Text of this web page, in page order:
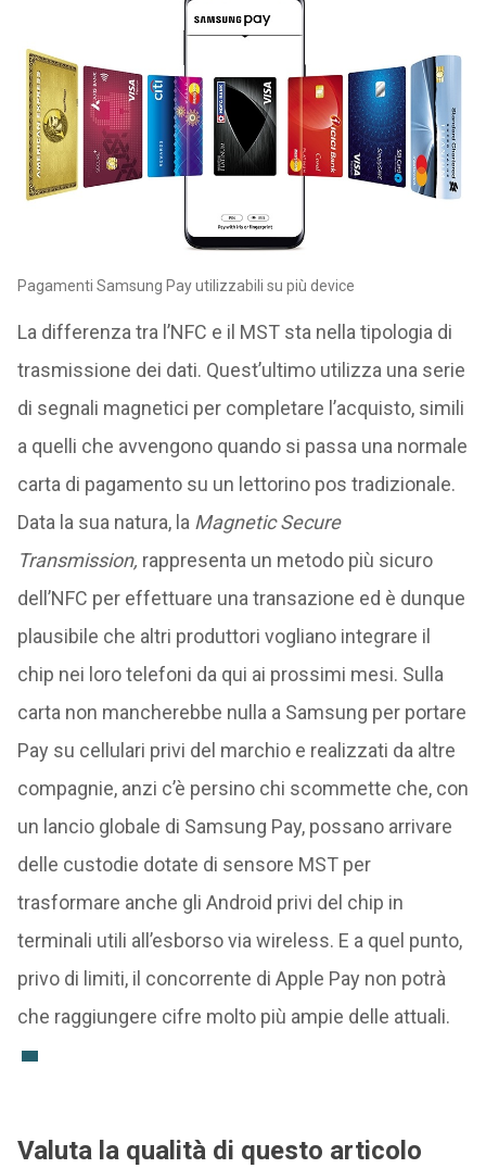
Pagamenti Samsung Pay utilizzabili su più device
La differenza tra l’NFC e il MST sta nella tipologia di
trasmissione dei dati. Quest’ultimo utilizza una serie
di segnali magnetici per completare l’acquisto, simili
a quelli che avvengono quando si passa una normale
carta di pagamento su un lettorino pos tradizionale.
Data la sua natura, la Magnetic Secure
Transmission, rappresenta un metodo più sicuro
dell’NFC per effettuare una transazione ed è dunque
plausibile che altri produttori vogliano integrare il
chip nei loro telefoni da qui ai prossimi mesi. Sulla
carta non mancherebbe nulla a Samsung per portare
Pay su cellulari privi del marchio e realizzati da altre
compagnie, anzi c’è persino chi scommette che, con
un lancio globale di Samsung Pay, possano arrivare
delle custodie dotate di sensore MST per
trasformare anche gli Android privi del chip in
terminali utili all’esborso via wireless. E a quel punto,
privo di limiti, il concorrente di Apple Pay non potrà
che raggiungere cifre molto più ampie delle attuali.
Valuta la qualità di questo articolo